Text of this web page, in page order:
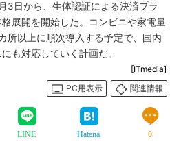
3日から、生体認証による決済プラ
展開を開始した。コンビニや家電量
所以上に順次導入する予定で、国内
も対応していく計画だ。
[ITmedia]
PC用表示
関連情報
LINE Hatena 0